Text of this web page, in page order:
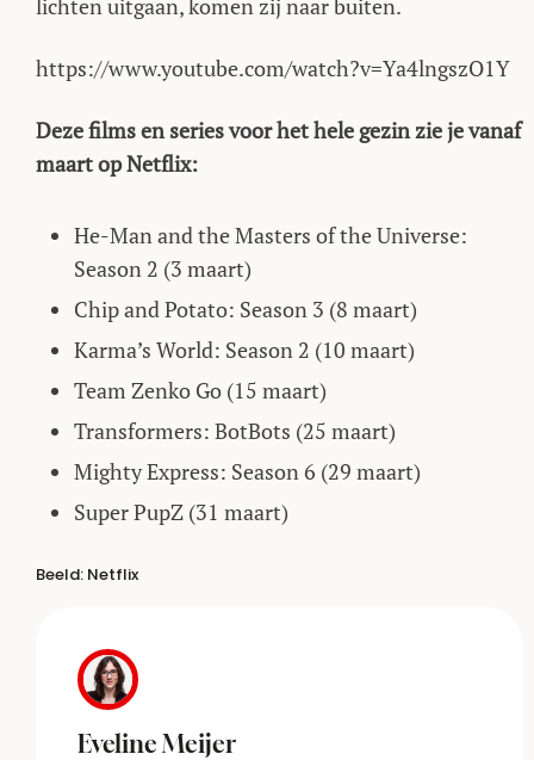
lichten uitgaan, komen zij naar buiten.
https://www.youtube.com/watch?v=Ya4lngszO1Y
Deze films en series voor het hele gezin zie je vanaf
maart op Netflix:
He-Man and the Masters of the Universe:
Season 2 (3 maart)
Chip and Potato: Season 3 (8 maart)
Karma’s World: Season 2 (10 maart)
Team Zenko Go (15 maart)
Transformers: BotBots (25 maart)
Mighty Express: Season 6 (29 maart)
Super PupZ (31 maart)
Beeld: Netflix
Eveline Meijer